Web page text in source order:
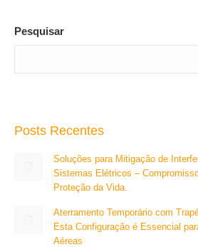
Pesquisar
Posts Recentes
Soluções para Mitigação de
Sistemas Elétricos –
Proteção da Vida.
Aterramento Temporário com
Esta Configuração é Essencial
Aéreas